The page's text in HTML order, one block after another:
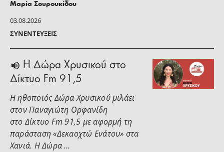
03.08.2026
ΣΥΝΕΝΤΕΎΞΕΙΣ
Μαρία Σουρουκίδου
H Δώρα Χρυσικού στο
Δίκτυο Fm 91,5
Η ηθοποιός Δώρα Χρυσικού μιλάει
στoν Παναγιώτη Ορφανίδη
στο Δίκτυο Fm 91,5 με αφορμή τη
παράσταση «Δεκαοχτώ Ενάτου» στα
Χανιά. Η Δώρα …